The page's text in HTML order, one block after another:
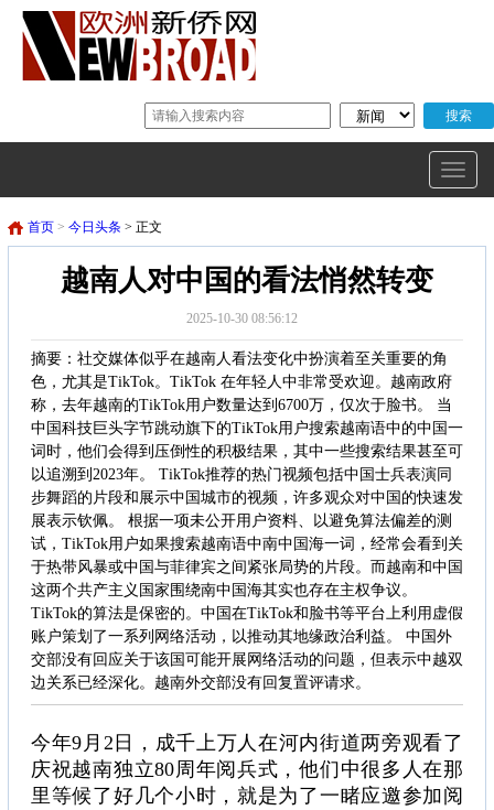
首页 > 今日头条 > 正文
越南人对中国的看法悄然转变
2025-10-30 08:56:12
摘要：社交媒体似乎在越南人看法变化中扮演着至关重要的角
色，尤其是TikTok。TikTok 在年轻人中非常受欢迎。越南政府
称，去年越南的TikTok用户数量达到6700万，仅次于脸书。 当
中国科技巨头字节跳动旗下的TikTok用户搜索越南语中的中国一
词时，他们会得到压倒性的积极结果，其中一些搜索结果甚至可
以追溯到2023年。 TikTok推荐的热门视频包括中国士兵表演同
步舞蹈的片段和展示中国城市的视频，许多观众对中国的快速发
展表示钦佩。 根据一项未公开用户资料、以避免算法偏差的测
试，TikTok用户如果搜索越南语中南中国海一词，经常会看到关
于热带风暴或中国与菲律宾之间紧张局势的片段。而越南和中国
这两个共产主义国家围绕南中国海其实也存在主权争议。
TikTok的算法是保密的。中国在TikTok和脸书等平台上利用虚假
账户策划了一系列网络活动，以推动其地缘政治利益。 中国外
交部没有回应关于该国可能开展网络活动的问题，但表示中越双
边关系已经深化。越南外交部没有回复置评请求。
今年9月2日，成千上万人在河内街道两旁观看了
庆祝越南独立80周年阅兵式，他们中很多人在那
里等候了好几个小时，就是为了一睹应邀参加阅